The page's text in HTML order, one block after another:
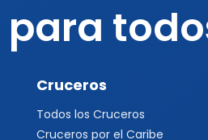
Cruceros
Todos los Cruceros
Cruceros por el Caribe